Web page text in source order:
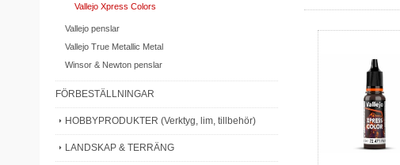
Vallejo Xpress Colors
Vallejo penslar
Vallejo True Metallic Metal
Winsor & Newton penslar
FÖRBESTÄLLNINGAR
HOBBYPRODUKTER (Verktyg, lim, tillbehör)
LANDSKAP & TERRÄNG